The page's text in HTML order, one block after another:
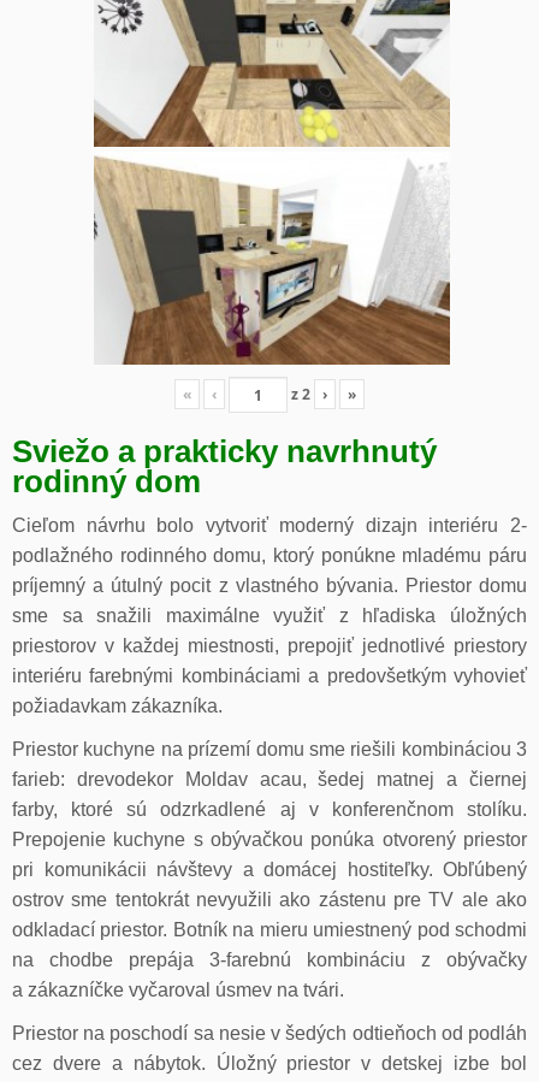
« ‹ z2 › »
Sviežo a prakticky navrhnutý
rodinný dom
Cieľom návrhu bolo vytvoriť moderný dizajn interiéru 2-
podlažného rodinného domu, ktorý ponúkne mladému páru
príjemný a útulný pocit z vlastného bývania. Priestor domu
sme sa snažili maximálne využiť z hľadiska úložných
priestorov v každej miestnosti, prepojiť jednotlivé priestory
interiéru farebnými kombináciami a predovšetkým vyhovieť
požiadavkam zákazníka.
Priestor kuchyne na prízemí domu sme riešili kombináciou 3
farieb: drevodekor Moldav acau, šedej matnej a čiernej
farby, ktoré sú odzrkadlené aj v konferenčnom stolíku.
Prepojenie kuchyne s obývačkou ponúka otvorený priestor
pri komunikácii návštevy a domácej hostiteľky. Obľúbený
ostrov sme tentokrát nevyužili ako zástenu pre TV ale ako
odkladací priestor. Botník na mieru umiestnený pod schodmi
na chodbe prepája 3-farebnú kombináciu z obývačky
a zákazníčke vyčaroval úsmev na tvári.
Priestor na poschodí sa nesie v šedých odtieňoch od podláh
cez dvere a nábytok. Úložný priestor v detskej izbe bol